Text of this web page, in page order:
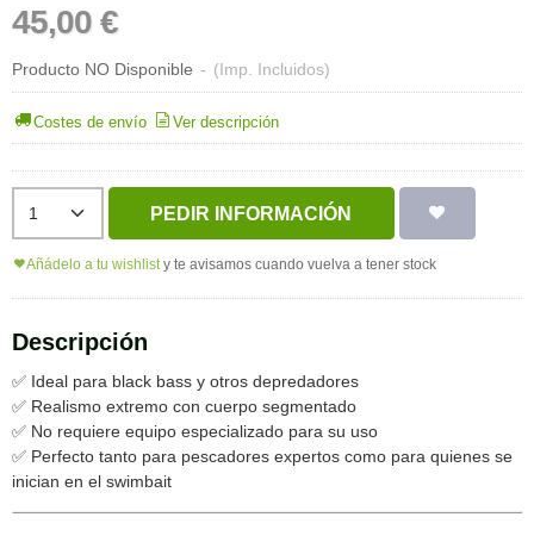
45,00 €
Producto NO Disponible - (Imp. Incluidos)
Costes de envío Ver descripción
PEDIR INFORMACIÓN
Añádelo a tu wishlist y te avisamos cuando vuelva a tener stock
Descripción
✅ Ideal para black bass y otros depredadores
✅ Realismo extremo con cuerpo segmentado
✅ No requiere equipo especializado para su uso
✅ Perfecto tanto para pescadores expertos como para quienes se
inician en el swimbait